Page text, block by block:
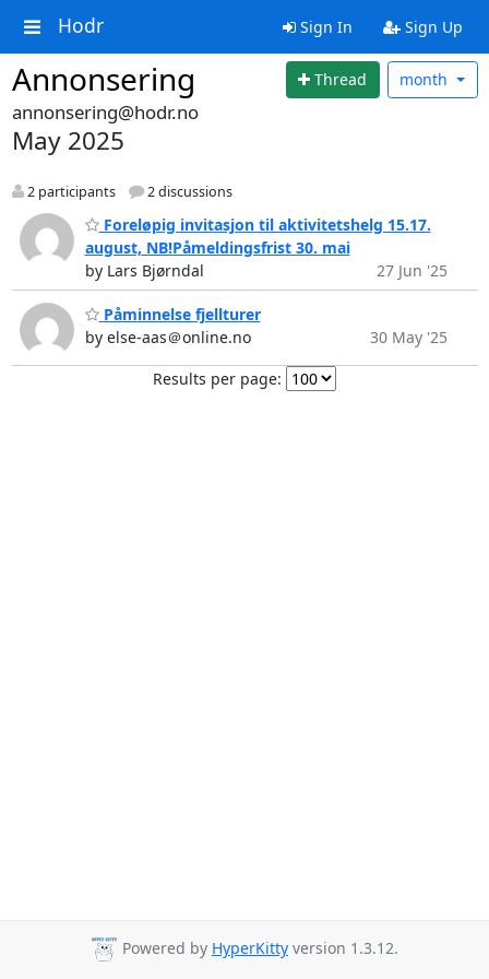
Hodr Sign In Sign Up
Annonsering Thread month
annonsering@hodr.no
May 2025
2 participants 2 discussions
Foreløpig invitasjon til aktivitetshelg 15.17.
august, NB!Påmeldingsfrist 30. mai
by Lars Bjørndal
27 Jun '25
Påminnelse fjellturer
by else-aas＠online.no
30 May '25
Results per page:
Powered by HyperKitty version 1.3.12.